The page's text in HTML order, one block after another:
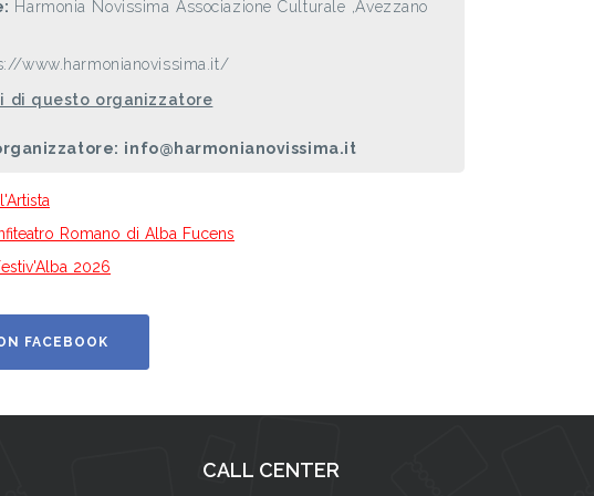
Harmonia Novissima Associazione Culturale ,Avezzano
www.harmonianovissima.it/
di questo organizzatore
info@harmonianovissima.it
Romano di Alba Fucens
2026
FACEBOOK
CALL CENTER